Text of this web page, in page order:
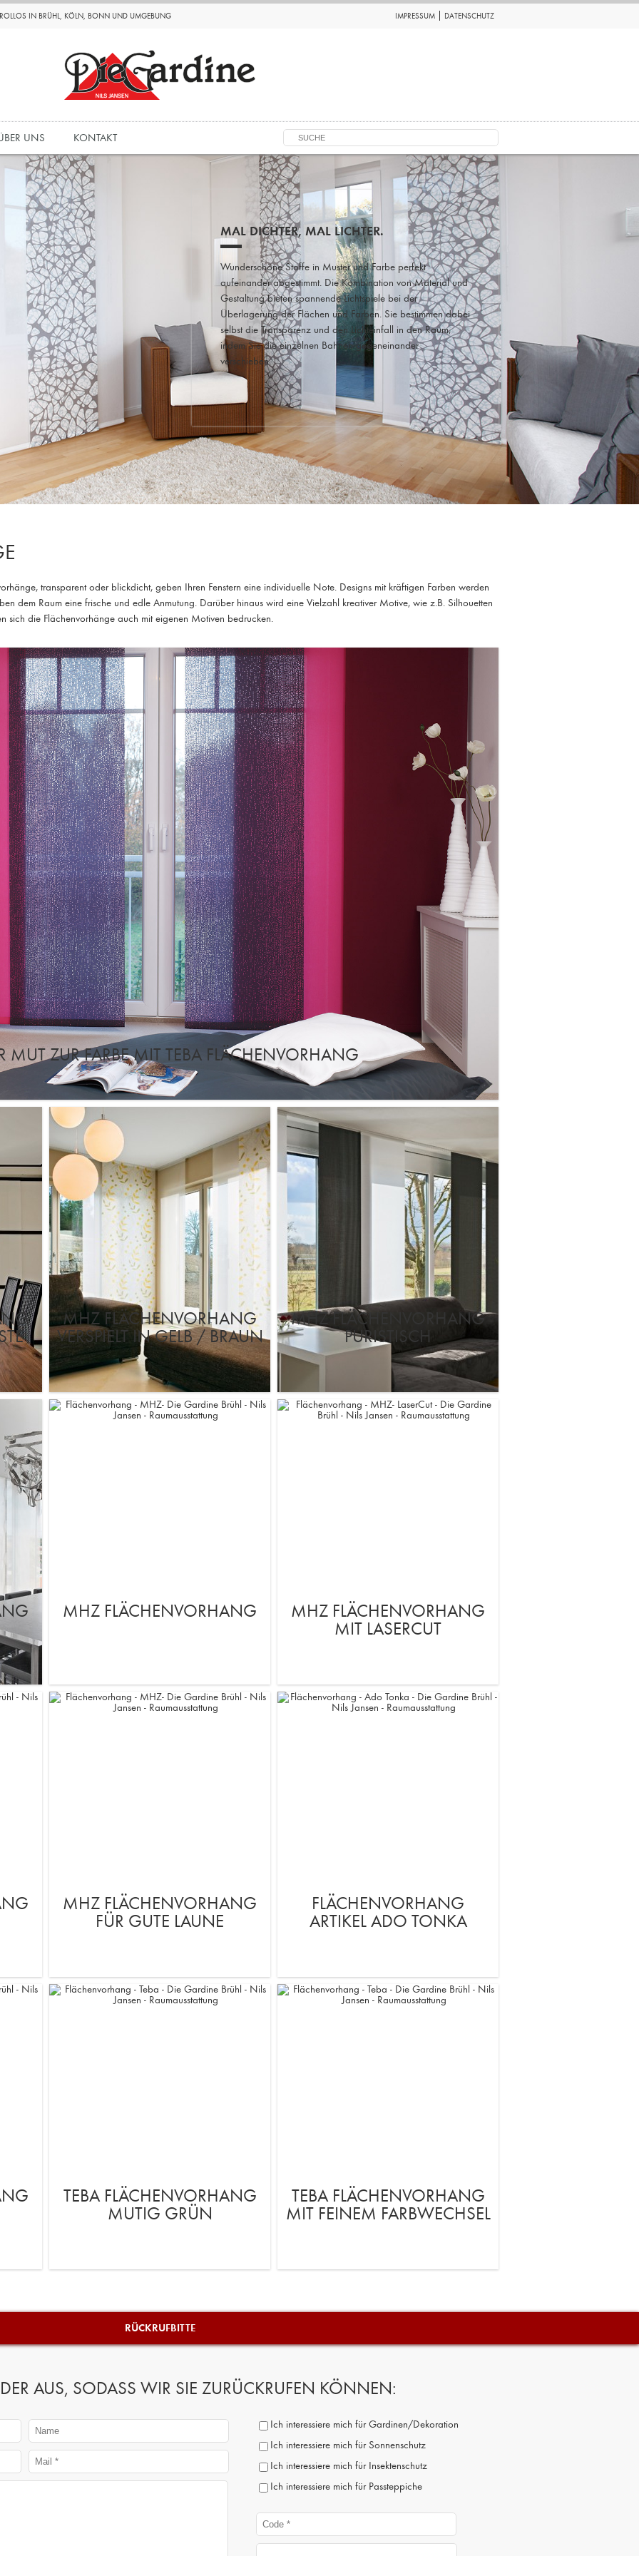
IN BRÜHL, KÖLN, BONN UND UMGEBUNG IMPRESSUM DATENSCHUTZ
UNS KONTAKT
MAL DICHTER, MAL LICHTER.
Wunderschöne Stoffe in Muster und Farbe perfekt
aufeinander abgestimmt. Die Kombination von Material und
Gestaltung bieten spannende Lichtspiele bei der
Überlagerung der Flächen und Farben. Sie bestimmen dabei
selbst die Transparenz und den Lichteinfall in den Raum,
indem Sie die einzelnen Bahnen gegeneinander
verschieben.
transparent oder blickdicht, geben Ihren Fenstern eine individuelle Note. Designs mit kräftigen Farben werden
dem Raum eine frische und edle Anmutung. Darüber hinaus wird eine Vielzahl kreativer Motive, wie z.B. Silhouetten
sich die Flächenvorhänge auch mit eigenen Motiven bedrucken.
MUT ZUR FARBE MIT TEBA FLÄCHENVORHANG
MHZ FLÄCHENVORHANG
VERSPIELT IN GELB / BRAUN
MHZ FLÄCHENVORHANG
PURISTISCH
MHZ FLÄCHENVORHANG
MHZ FLÄCHENVORHANG
MIT LASERCUT
MHZ FLÄCHENVORHANG
FÜR GUTE LAUNE
FLÄCHENVORHANG
ARTIKEL ADO TONKA
TEBA FLÄCHENVORHANG
MUTIG GRÜN
TEBA FLÄCHENVORHANG
MIT FEINEM FARBWECHSEL
RÜCKRUFBITTE
AUS, SODASS WIR SIE ZURÜCKRUFEN KÖNNEN:
Ich interessiere mich für Gardinen/Dekoration
Ich interessiere mich für Sonnenschutz
Ich interessiere mich für Insektenschutz
Ich interessiere mich für Passteppiche